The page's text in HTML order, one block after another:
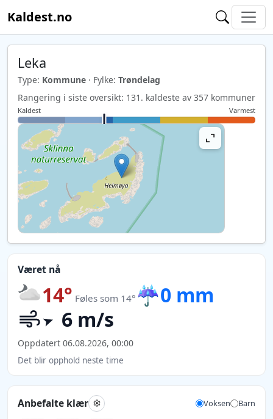
Kaldest.no
Leka
Type: Kommune · Fylke: Trøndelag
Rangering i siste oversikt: 131. kaldeste av 357 kommuner
Kaldest Varmest
Været nå
14° Føles som 14° ☔0 mm
6 m/s
Oppdatert 06.08.2026, 00:00
Det blir opphold neste time
Anbefalte klær Voksen Barn